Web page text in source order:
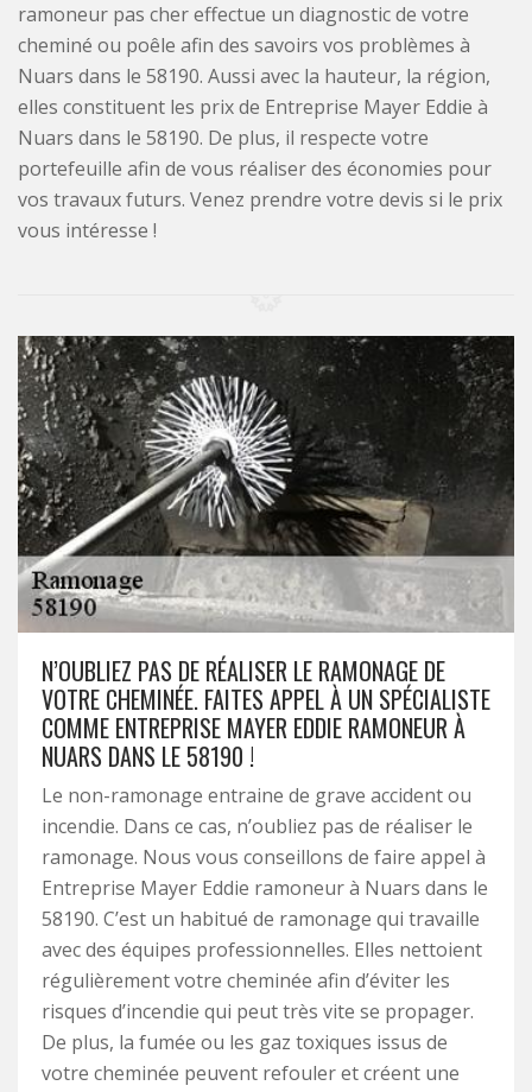
ramoneur pas cher effectue un diagnostic de votre
cheminé ou poêle afin des savoirs vos problèmes à
Nuars dans le 58190. Aussi avec la hauteur, la région,
elles constituent les prix de Entreprise Mayer Eddie à
Nuars dans le 58190. De plus, il respecte votre
portefeuille afin de vous réaliser des économies pour
vos travaux futurs. Venez prendre votre devis si le prix
vous intéresse !
N’OUBLIEZ PAS DE RÉALISER LE RAMONAGE DE
VOTRE CHEMINÉE. FAITES APPEL À UN SPÉCIALISTE
COMME ENTREPRISE MAYER EDDIE RAMONEUR À
NUARS DANS LE 58190 !
Le non-ramonage entraine de grave accident ou
incendie. Dans ce cas, n’oubliez pas de réaliser le
ramonage. Nous vous conseillons de faire appel à
Entreprise Mayer Eddie ramoneur à Nuars dans le
58190. C’est un habitué de ramonage qui travaille
avec des équipes professionnelles. Elles nettoient
régulièrement votre cheminée afin d’éviter les
risques d’incendie qui peut très vite se propager.
De plus, la fumée ou les gaz toxiques issus de
votre cheminée peuvent refouler et créent une